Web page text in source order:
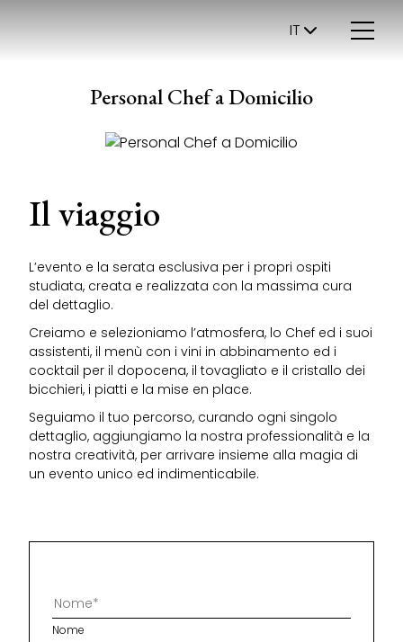
IT
Personal Chef a Domicilio
Il viaggio
L’evento e la serata esclusiva per i propri ospiti
studiata, creata e realizzata con la massima cura
del dettaglio.
Creiamo e selezioniamo l’atmosfera, lo Chef ed i suoi
assistenti, il menù con i vini in abbinamento ed i
cocktail per il dopocena, il tovagliato e il cristallo dei
bicchieri, i piatti e la mise en place.
Seguiamo il tuo percorso, curando ogni singolo
dettaglio, aggiungiamo la nostra professionalità e la
nostra creatività, per arrivare insieme alla magia di
un evento unico ed indimenticabile.
Nome